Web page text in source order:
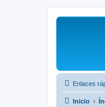
Enlaces
Inicio